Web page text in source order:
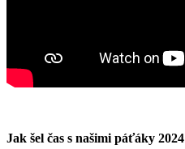
Jak šel čas s našimi páťáky 2024